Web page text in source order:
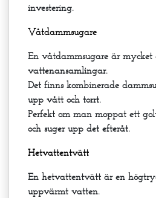
investering.
Våtdammsugare
En våtdammsugare är mycket
vattenansamlingar.
Det finns kombinerade
upp vått och torrt.
Perfekt om man moppat ett
och suger upp det efteråt.
Hetvattentvätt
En hetvattentvätt är en
uppvärmt vatten.